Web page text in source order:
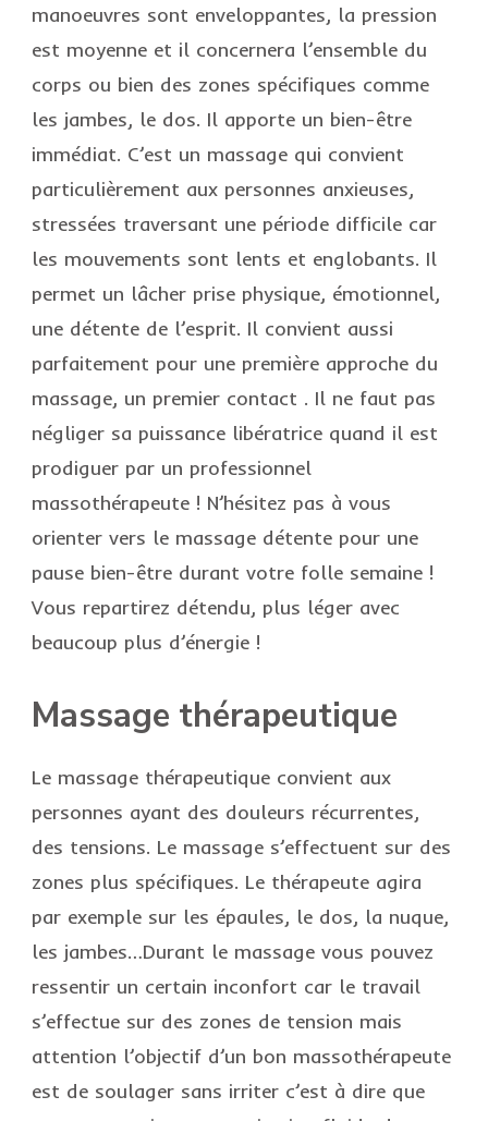
manoeuvres sont enveloppantes, la pression
est moyenne et il concernera l’ensemble du
corps ou bien des zones spécifiques comme
les jambes, le dos. Il apporte un bien-être
immédiat. C’est un massage qui convient
particulièrement aux personnes anxieuses,
stressées traversant une période difficile car
les mouvements sont lents et englobants. Il
permet un lâcher prise physique, émotionnel,
une détente de l’esprit. Il convient aussi
parfaitement pour une première approche du
massage, un premier contact . Il ne faut pas
négliger sa puissance libératrice quand il est
prodiguer par un professionnel
massothérapeute ! N’hésitez pas à vous
orienter vers le massage détente pour une
pause bien-être durant votre folle semaine !
Vous repartirez détendu, plus léger avec
beaucoup plus d’énergie !
Massage thérapeutique
Le massage thérapeutique convient aux
personnes ayant des douleurs récurrentes,
des tensions. Le massage s’effectuent sur des
zones plus spécifiques. Le thérapeute agira
par exemple sur les épaules, le dos, la nuque,
les jambes…Durant le massage vous pouvez
ressentir un certain inconfort car le travail
s’effectue sur des zones de tension mais
attention l’objectif d’un bon massothérapeute
est de soulager sans irriter c’est à dire que